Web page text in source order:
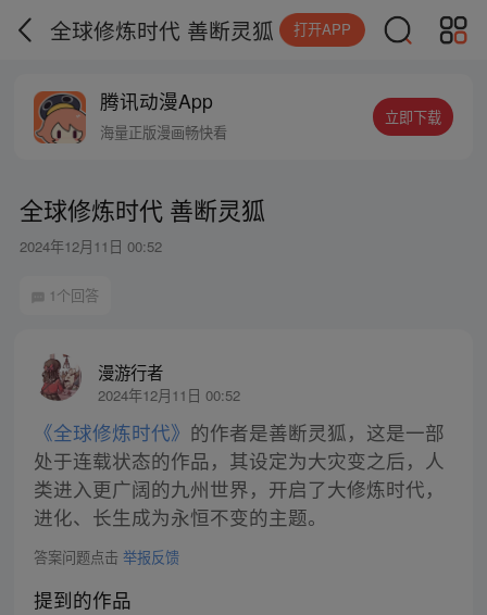
全球修炼时代 善断灵狐 打开APP
腾讯动漫App
海量正版漫画畅快看
立即下载
全球修炼时代 善断灵狐
2024年12月11日 00:52
1个回答
漫游行者
2024年12月11日 00:52
《全球修炼时代》 的作者是善断灵狐，这是一部
处于连载状态的作品，其设定为大灾变之后，人
类进入更广阔的九州世界，开启了大修炼时代，
进化、长生成为永恒不变的主题。
答案问题点击 举报反馈
提到的作品